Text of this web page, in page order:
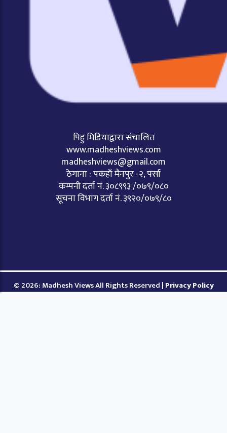
पिहु मिडियाद्वारा संचालित
www.madheshviews.com
madheshviews@gmail.com
ठेगाना : पकहाँ मैनपुर -२, पर्सा
कम्पनी दर्ता नं. ३०८९९३ /०७९/०८०
सूचना विभाग दर्ता नं. ३९२०/०७९/८०
© 2026: Madhesh Views All Rights Reserved | Privacy Policy